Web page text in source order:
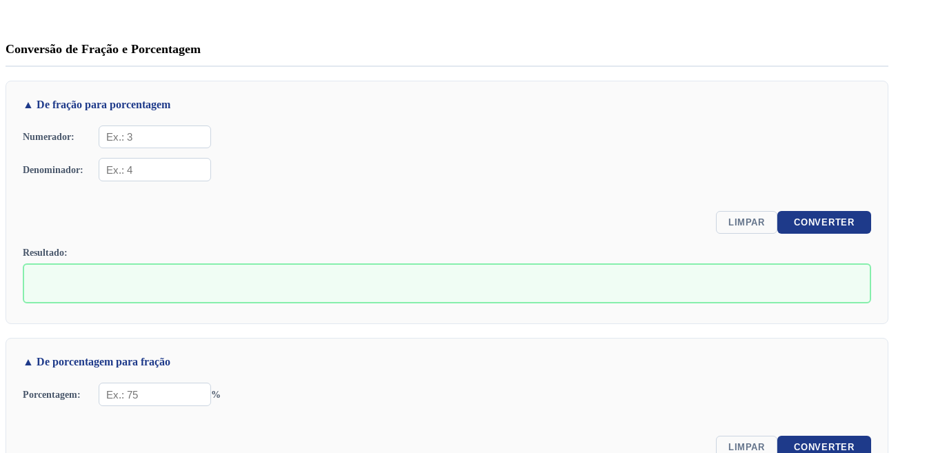
Conversão de Fração e Porcentagem
▲ De fração para porcentagem
Numerador:
Denominador:
LIMPAR CONVERTER
Resultado:
▲ De porcentagem para fração
Porcentagem: %
LIMPAR CONVERTER